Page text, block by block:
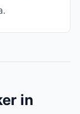
in